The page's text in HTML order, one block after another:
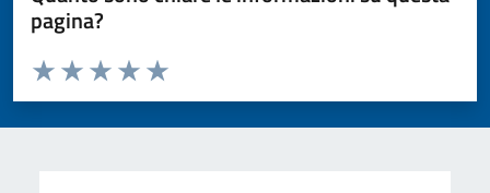
pagina?
Valuta da 1 a 5 stelle la pagina
Valuta 5 stelle su 5
Valuta 4 stelle su 5
Valuta 3 stelle su 5
Valuta 2 stelle su 5
Valuta 1 stelle su 5